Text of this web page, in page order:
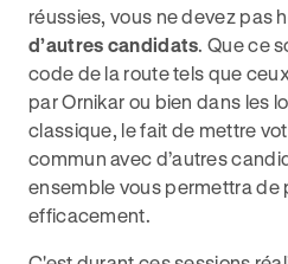
réussies, vous ne devez pas
d’autres candidats. Que ce
code de la route tels que
par Ornikar ou bien dans les
classique, le fait de mettre
commun avec d’autres
ensemble vous permettra de
efficacement.